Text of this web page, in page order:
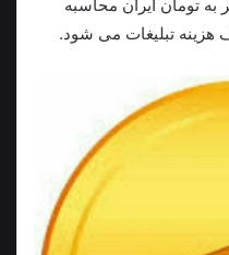
تومان ایران محاسبه
هزینه تبلیغات می شود.